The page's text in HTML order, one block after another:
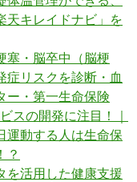
天キレイドナビ」を
塞・脳卒中（脳梗
症リスクを診断・血
ー・第一生命保険
スの開発に注目！｜
運動する人は生命保
？
を活用した健康支援